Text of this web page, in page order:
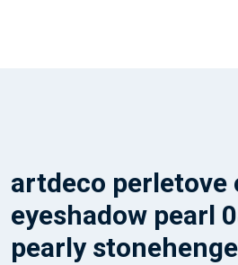
artdeco perletove
eyeshadow pearl
pearly stonehenge